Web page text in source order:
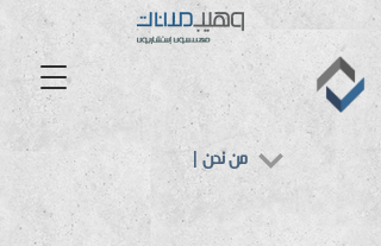
| من نحن